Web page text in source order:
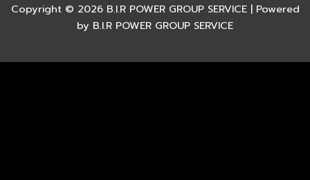
Copyright © 2026 B.I.R POWER GROUP SERVICE | Powered
by B.I.R POWER GROUP SERVICE